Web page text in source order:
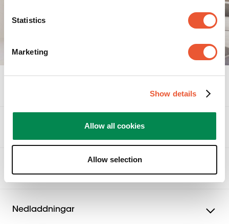
Statistics
Marketing
Show details
Allow all cookies
Allow selection
säkerhetstestat. Det levereras med hela 5 års garanti så
att du kan fokusera på musiken, inte monteringen.
Utmärkelser & certifieringar
Nedladdningar